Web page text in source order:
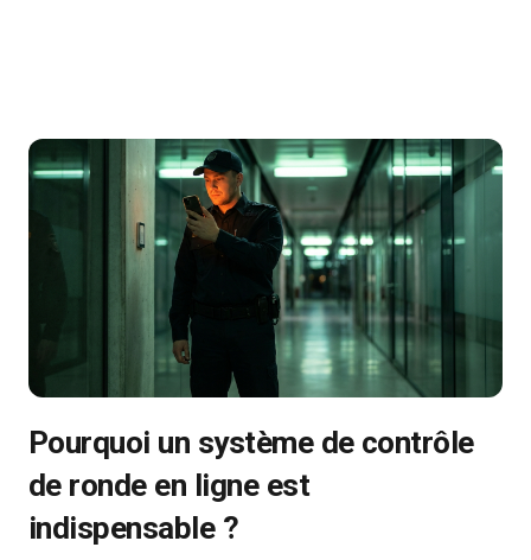
Pourquoi un système de contrôle
de ronde en ligne est
indispensable ?